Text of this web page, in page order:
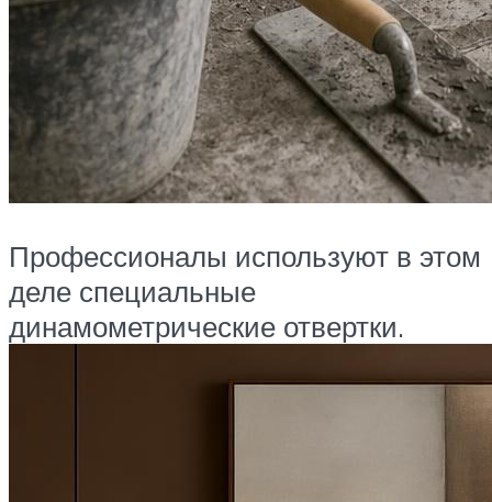
Профессионалы используют в этом
деле специальные
динамометрические отвертки.